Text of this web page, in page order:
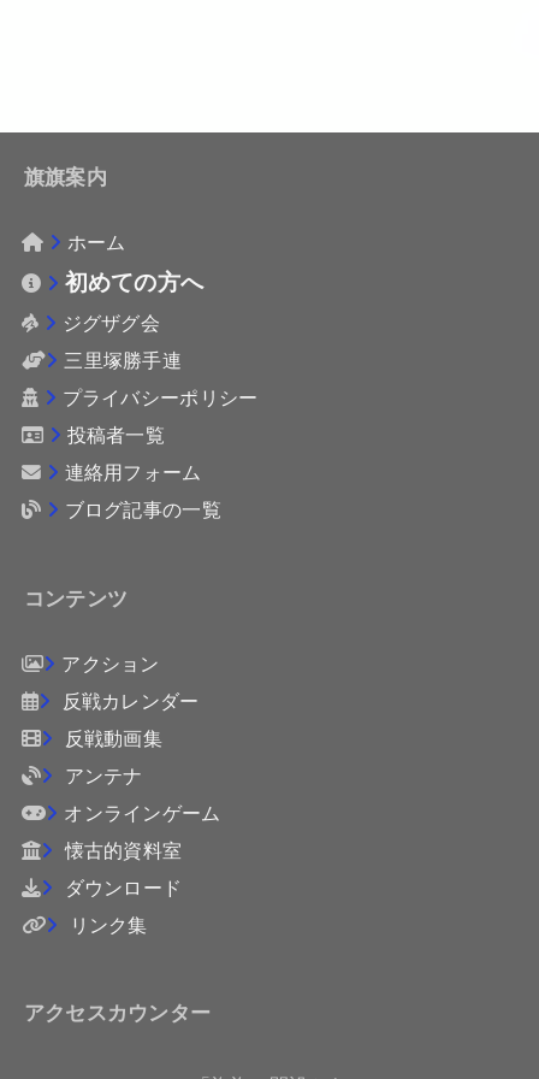
旗旗案内
ホーム
初めての方へ
ジグザグ会
三里塚勝手連
プライバシーポリシー
投稿者一覧
連絡用フォーム
ブログ記事の一覧
コンテンツ
アクション
反戦カレンダー
反戦動画集
アンテナ
オンラインゲーム
懐古的資料室
ダウンロード
リンク集
アクセスカウンター